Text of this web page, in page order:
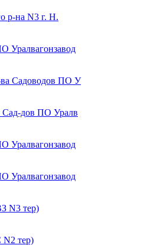
р-на N3 г. Н.
Уралвагонзавод
Садоводов ПО У
дов ПО Уралв
Уралвагонзавод
Уралвагонзавод
N3 тер)
тер)